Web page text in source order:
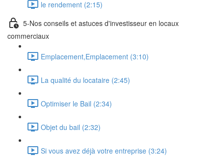
le rendement (2:15)
5-Nos conseils et astuces d'investisseur en locaux
commerciaux
Emplacement,Emplacement (3:10)
La qualité du locataire (2:45)
Optimiser le Bail (2:34)
Objet du bail (2:32)
Si vous avez déjà votre entreprise (3:24)